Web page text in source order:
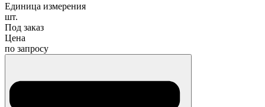
Единица измерения
шт.
Под заказ
Цена
по запросу